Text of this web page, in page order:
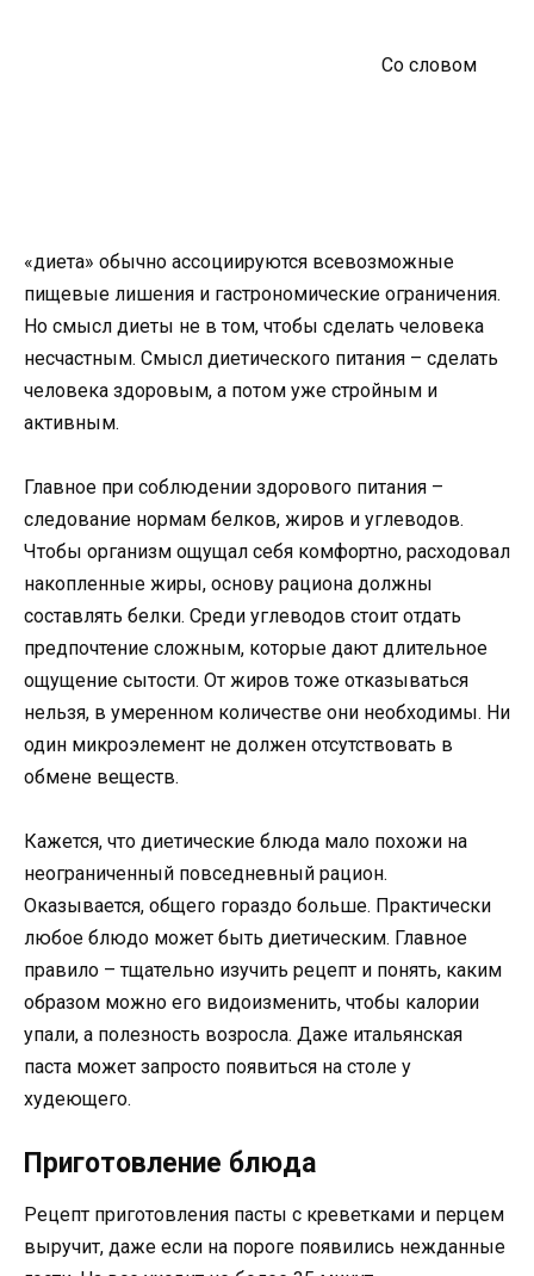
Со словом
«диета» обычно ассоциируются всевозможные
пищевые лишения и гастрономические ограничения.
Но смысл диеты не в том, чтобы сделать человека
несчастным. Смысл диетического питания – сделать
человека здоровым, а потом уже стройным и
активным.
Главное при соблюдении здорового питания –
следование нормам белков, жиров и углеводов.
Чтобы организм ощущал себя комфортно, расходовал
накопленные жиры, основу рациона должны
составлять белки. Среди углеводов стоит отдать
предпочтение сложным, которые дают длительное
ощущение сытости. От жиров тоже отказываться
нельзя, в умеренном количестве они необходимы. Ни
один микроэлемент не должен отсутствовать в
обмене веществ.
Кажется, что диетические блюда мало похожи на
неограниченный повседневный рацион.
Оказывается, общего гораздо больше. Практически
любое блюдо может быть диетическим. Главное
правило – тщательно изучить рецепт и понять, каким
образом можно его видоизменить, чтобы калории
упали, а полезность возросла. Даже итальянская
паста может запросто появиться на столе у
худеющего.
Приготовление блюда
Рецепт приготовления пасты с креветками и перцем
выручит, даже если на пороге появились нежданные